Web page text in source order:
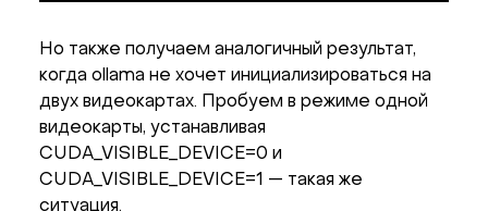
Но также получаем аналогичный результат,
когда ollama не хочет инициализироваться на
двух видеокартах. Пробуем в режиме одной
видеокарты, устанавливая
CUDA_VISIBLE_DEVICE=0 и
CUDA_VISIBLE_DEVICE=1 — такая же
ситуация.